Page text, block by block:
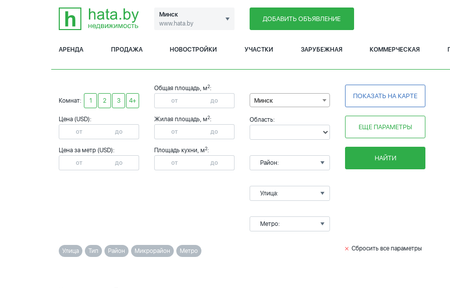
Минск
www.hata.by
ДОБАВИТЬ ОБЪЯВЛЕНИЕ
АРЕНДА ПРОДАЖА НОВОСТРОЙКИ УЧАСТКИ ЗАРУБЕЖНАЯ КОММЕРЧЕСКАЯ
Комнат: 1 2 3 4+
Цена (USD):
Цена за метр (USD):
Общая площадь, м2:
Жилая площадь, м2:
Площадь кухни, м2:
Минск
Область:
Район:
Улица:
Метро:
ПОКАЗАТЬ НА КАРТЕ
ЕЩЕ ПАРАМЕТРЫ
НАЙТИ
Улица Тип Район Микрорайон Метро Сбросить все параметры